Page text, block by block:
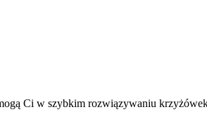
Ci w szybkim rozwiązywaniu